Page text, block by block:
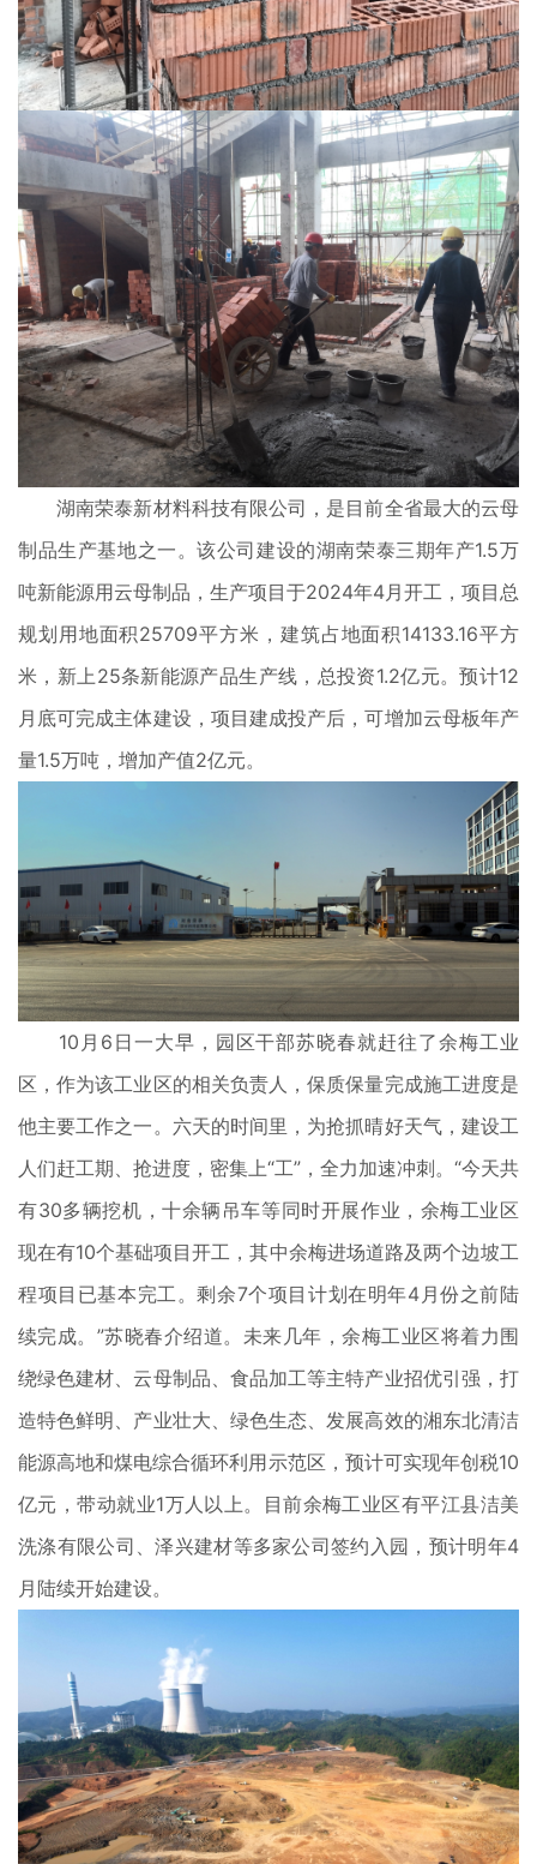
湖南荣泰新材料科技有限公司，是目前全省最大的云母
制品生产基地之一。该公司建设的湖南荣泰三期年产1.5万
吨新能源用云母制品，生产项目于2024年4月开工，项目总
规划用地面积25709平方米，建筑占地面积14133.16平方
米，新上25条新能源产品生产线，总投资1.2亿元。预计12
月底可完成主体建设，项目建成投产后，可增加云母板年产
量1.5万吨，增加产值2亿元。
10月6日一大早，园区干部苏晓春就赶往了余梅工业
区，作为该工业区的相关负责人，保质保量完成施工进度是
他主要工作之一。六天的时间里，为抢抓晴好天气，建设工
人们赶工期、抢进度，密集上“工”，全力加速冲刺。“今天共
有30多辆挖机，十余辆吊车等同时开展作业，余梅工业区
现在有10个基础项目开工，其中余梅进场道路及两个边坡工
程项目已基本完工。剩余7个项目计划在明年4月份之前陆
续完成。”苏晓春介绍道。未来几年，余梅工业区将着力围
绕绿色建材、云母制品、食品加工等主特产业招优引强，打
造特色鲜明、产业壮大、绿色生态、发展高效的湘东北清洁
能源高地和煤电综合循环利用示范区，预计可实现年创税10
亿元，带动就业1万人以上。目前余梅工业区有平江县洁美
洗涤有限公司、泽兴建材等多家公司签约入园，预计明年4
月陆续开始建设。